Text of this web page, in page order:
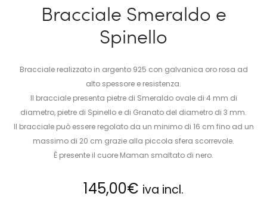
Bracciale Smeraldo e
Spinello
Bracciale realizzato in argento 925 con galvanica oro rosa ad
alto spessore e resistenza.
Il bracciale presenta pietre di Smeraldo ovale di 4 mm di
diametro, pietre di Spinello e di Granato del diametro di 3 mm.
Il bracciale può essere regolato da un minimo di 16 cm fino ad un
massimo di 20 cm grazie alla piccola sfera scorrevole.
È presente il cuore Maman smaltato di nero.
145,00€ iva incl.